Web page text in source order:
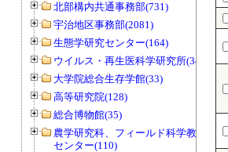
北部構内共通事務部(731)
宇治地区事務部(2081)
生態学研究センター(164)
ウイルス・再生医科学研究所(34)
大学院総合生存学館(33)
高等研究院(128)
総合博物館(35)
農学研究科、フィールド科学教育研究
センター(110)